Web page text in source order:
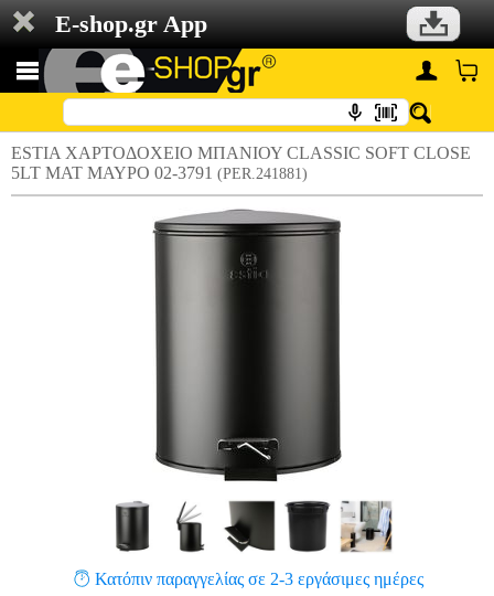
E-shop.gr App
ESTIA ΧΑΡΤΟΔΟΧΕΙΟ ΜΠΑΝΙΟΥ CLASSIC SOFT CLOSE
5LT ΜΑΤ ΜΑΥΡΟ 02-3791 (PER.241881)
Κατόπιν παραγγελίας σε 2-3 εργάσιμες ημέρες